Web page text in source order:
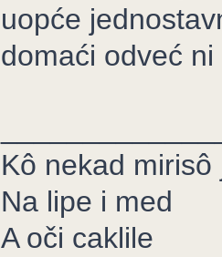
uopće
domaći odveć
Kô nekad mirisô
Na lipe i med
A oči caklile